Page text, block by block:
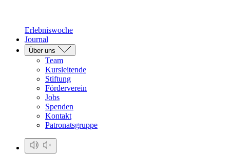
Erlebniswoche
Journal
Über uns
Team
Kursleitende
Stiftung
Förderverein
Jobs
Spenden
Kontakt
Patronatsgruppe